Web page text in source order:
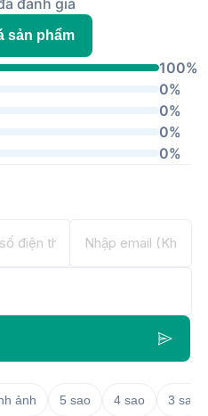
sản phẩm
100%
0%
0%
0%
0%
ảnh 5 sao 4 sao 3 sao